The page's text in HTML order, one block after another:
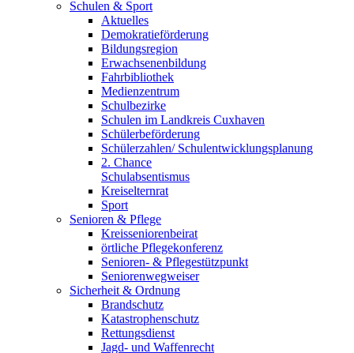
Schulen & Sport
Aktuelles
Demokratieförderung
Bildungsregion
Erwachsenenbildung
Fahrbibliothek
Medienzentrum
Schulbezirke
Schulen im Landkreis Cuxhaven
Schülerbeförderung
Schülerzahlen/ Schulentwicklungsplanung
2. Chance
Schulabsentismus
Kreiselternrat
Sport
Senioren & Pflege
Kreisseniorenbeirat
örtliche Pflegekonferenz
Senioren- & Pflegestützpunkt
Seniorenwegweiser
Sicherheit & Ordnung
Brandschutz
Katastrophenschutz
Rettungsdienst
Jagd- und Waffenrecht